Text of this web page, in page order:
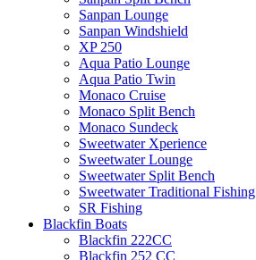
Sanpan Lounge
Sanpan Windshield
XP 250
Aqua Patio Lounge
Aqua Patio Twin
Monaco Cruise
Monaco Split Bench
Monaco Sundeck
Sweetwater Xperience
Sweetwater Lounge
Sweetwater Split Bench
Sweetwater Traditional Fishing
SR Fishing
Blackfin Boats
Blackfin 222CC
Blackfin 252 CC